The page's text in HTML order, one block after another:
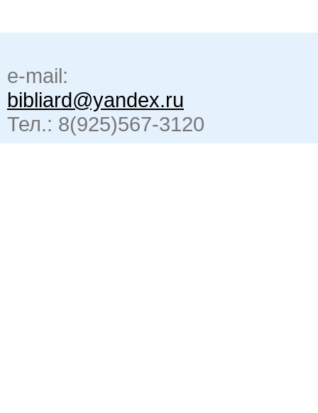
e-mail:
bibliard@yandex.ru
Тел.: 8(925)567-3120